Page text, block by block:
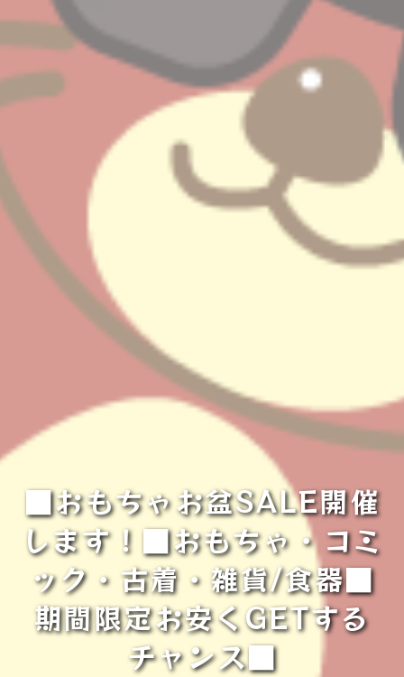
■おもちゃお盆SALE開催
します！■おもちゃ・コミ
ック・古着・雑貨/食器■
期間限定お安くGETする
チャンス■